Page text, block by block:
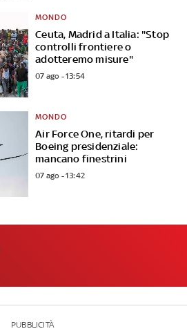
Ceuta, Madrid a Italia: "Stop
controlli frontiere o
adotteremo misure"
MONDO
07 ago - 13:54
Air Force One, ritardi per
Boeing presidenziale:
mancano finestrini
MONDO
07 ago - 13:42
PUBBLICITÀ